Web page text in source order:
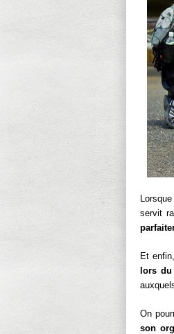
servit
Et
lors du
On
son